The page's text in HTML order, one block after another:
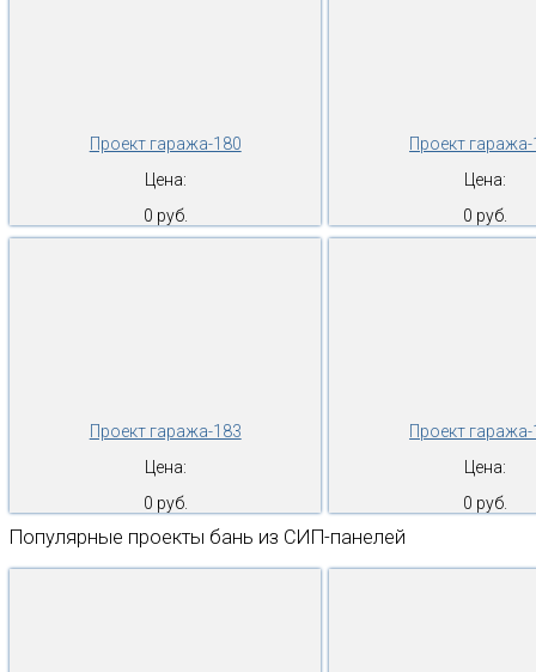
Проект гаража-180
Цена:
0 руб.
Проект
Цена:
0 руб.
Проект гаража-183
Цена:
0 руб.
Проект
Цена:
0 руб.
Популярные проекты бань из СИП-панелей